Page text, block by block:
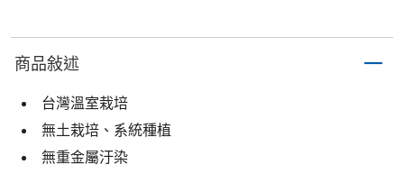
商品敍述
台灣溫室栽培
無土栽培、系統種植
無重金屬汙染